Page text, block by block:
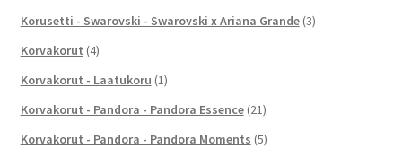
Korusetti - Swarovski - Swarovski x Ariana Grande (3)
Korvakorut (4)
Korvakorut - Laatukoru (1)
Korvakorut - Pandora - Pandora Essence (21)
Korvakorut - Pandora - Pandora Moments (5)